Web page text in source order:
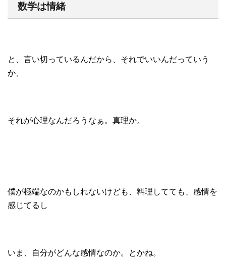
数学は情緒
と、言い切っているんだから、それでいいんだっていう
か、
それが心理なんだろうなぁ。真理か。
僕が極端なのかもしれないけども、料理してても、感情を
感じてるし
いま、自分がどんな感情なのか。とかね。